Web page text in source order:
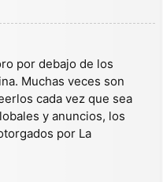
por debajo de los
Muchas veces son
cada vez que sea
y anuncios, los
por La